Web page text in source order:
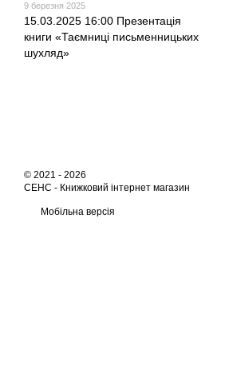
9 березня 2025
15.03.2025 16:00 Презентація
книги «Таємниці письменницьких
шухляд»
© 2021 - 2026
СЕНС - Книжковий інтернет магазин
Мобільна версія